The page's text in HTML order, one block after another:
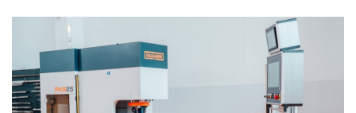
aerospace e dei recipienti in pressione, queste soluzioni
rappresentano un elemento chiave per garantire qualità,
ripetibilità ed efficienza produttiva.